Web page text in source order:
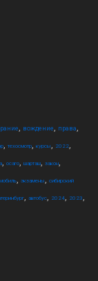
, вождение, права,
, техосмотр, курсы, 2022,
, осаго, шарташ, закон,
, экзамены, сибирский
, автобус, 2024, 2023,